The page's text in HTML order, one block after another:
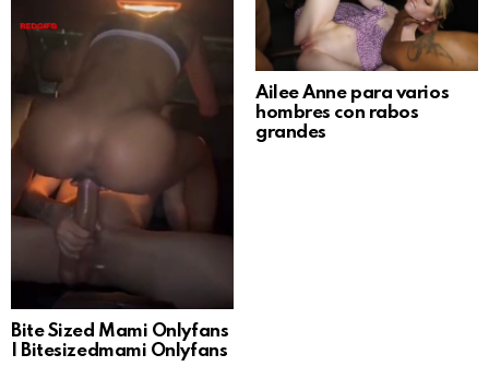
Bite Sized Mami Onlyfans
| Bitesizedmami Onlyfans
Ailee Anne para varios
hombres con rabos
grandes